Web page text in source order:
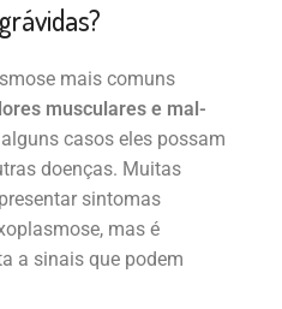
mais comuns
musculares e mal-
casos eles possam
doenças. Muitas
sintomas
mas é
a sinais que podem